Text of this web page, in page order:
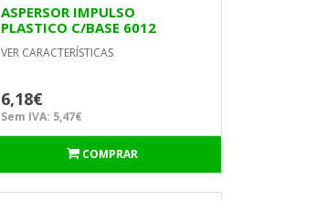
ASPERSOR IMPULSO
PLASTICO C/BASE 6012
VER CARACTERÍSTICAS
6,18€
Sem IVA: 5,47€
COMPRAR